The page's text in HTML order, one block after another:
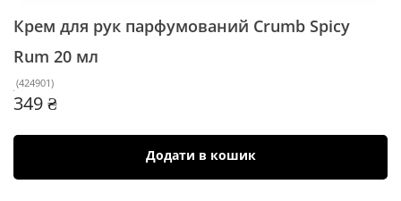
Крем для рук парфумований Crumb Spicy
Rum 20 мл
(424901)
349 ₴
Додати в кошик